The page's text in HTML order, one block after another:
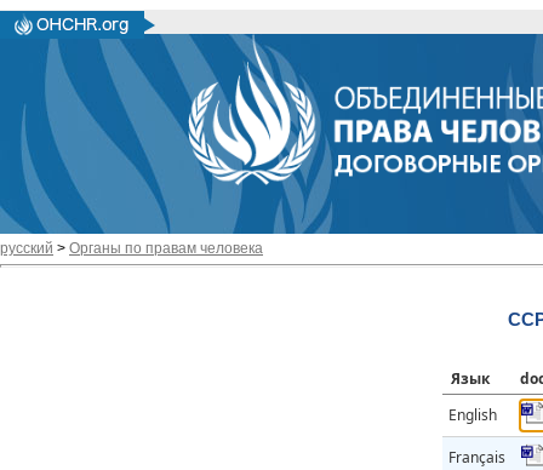
русский > Органы по правам человека
Язык
English
Français